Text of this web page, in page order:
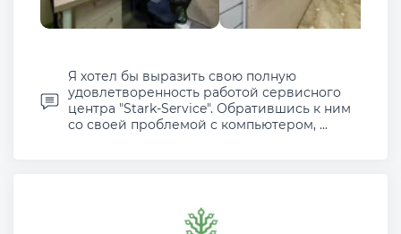
Я хотел бы выразить свою полную
удовлетворенность работой сервисного
центра "Stark-Service". Обратившись к ним
со своей проблемой с компьютером, ...